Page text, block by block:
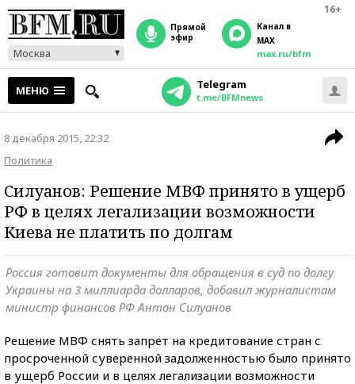
16+
Москва
прямой
эфир
Канал в
MAX
max.ru/bfm
МЕНЮ Telegram
t.me/BFMnews
8 декабря 2015, 22:32
Политика
Силуанов: Решение МВФ принято в ущерб
РФ в целях легализации возможности
Киева не платить по долгам
Россия готовит документы для обращения в суд по долгу
Украины на 3 миллиарда долларов, добавил журналистам
министр финансов РФ Антон Силуанов
Решение МВФ снять запрет на кредитование стран с
просроченной суверенной задолженностью было принято
в ущерб России и в целях легализации возможности